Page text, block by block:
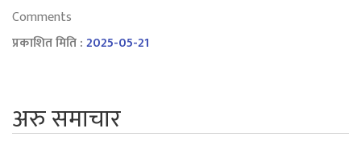
Comments
प्रकाशित मिति :2025-05-21
अरु समाचार